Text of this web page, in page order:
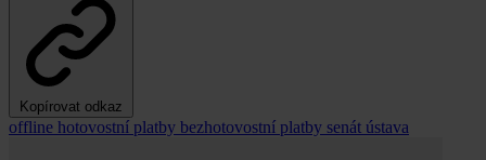
Kopírovat odkaz
offline hotovostní platby bezhotovostní platby senát ústava